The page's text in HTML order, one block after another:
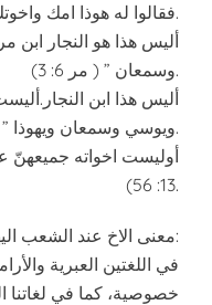
” فقالوا له هوذا امك واخوتك خارجا يطلبونك ” ( مر 3: 32).
وسمعان ” ( مر 6: 3).
ويوسي وسمعان ويهوذا ” (مت 13: 55).
13: 56).
– معنى الاخ عند الشعب اليهودي وفي اللغة الآرامية والعبرية:
في اللغتين العبرية
خصوصية، كما في لغاتنا